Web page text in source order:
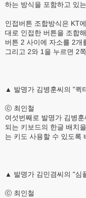
하는 방식을 포함하고 있
인접버튼 조합방식은 KT
대로 인접한 버튼을 조합
버튼 2 사이에 자소를 2개
그리고 2와 1을 누르면 2
▲ 발명가 김병훈씨의 "퀵
ⓒ 최인철
여섯번째로 발명가 김병
되는 키보드의 한글 배치
는 키도 사용할 수 있도록
▲ 발명가 김민겸씨의 "심
ⓒ 최인철